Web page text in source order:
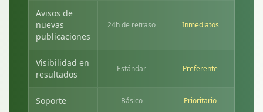
Avisos de
nuevas
publicaciones
24h de retraso Inmediatos
Visibilidad en
resultados
Estándar Preferente
Soporte Básico Prioritario